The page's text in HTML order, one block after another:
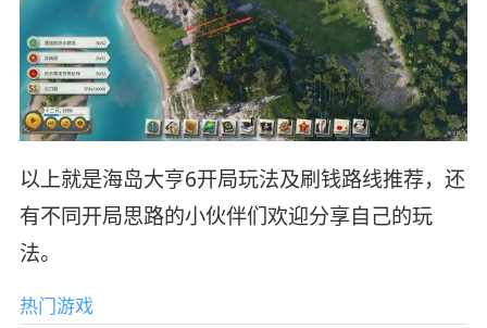
以上就是海岛大亨6开局玩法及刷钱路线推荐，还
有不同开局思路的小伙伴们欢迎分享自己的玩
法。
热门游戏